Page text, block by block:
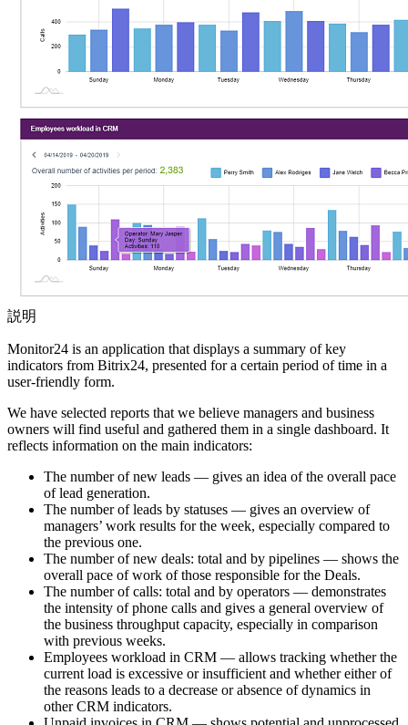
説明
Monitor24 is an application that displays a summary of key
indicators from Bitrix24, presented for a certain period of time in a
user-friendly form.
We have selected reports that we believe managers and business
owners will find useful and gathered them in a single dashboard. It
reflects information on the main indicators:
The number of new leads — gives an idea of the overall pace
of lead generation.
The number of leads by statuses — gives an overview of
managers’ work results for the week, especially compared to
the previous one.
The number of new deals: total and by pipelines — shows the
overall pace of work of those responsible for the Deals.
The number of calls: total and by operators — demonstrates
the intensity of phone calls and gives a general overview of
the business throughput capacity, especially in comparison
with previous weeks.
Employees workload in CRM — allows tracking whether the
current load is excessive or insufficient and whether either of
the reasons leads to a decrease or absence of dynamics in
other CRM indicators.